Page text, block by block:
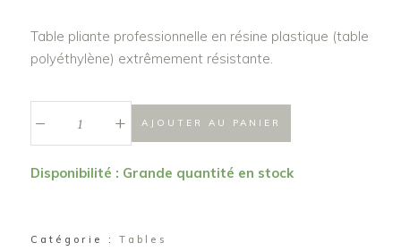
Table pliante professionnelle en résine plastique (table
polyéthylène) extrêmement résistante.
personnes
+ AJOUTER AU PANIER
Disponibilité : Grande quantité en stock
Catégorie :Tables